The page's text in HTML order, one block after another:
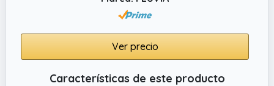
Ver precio
Características de este producto